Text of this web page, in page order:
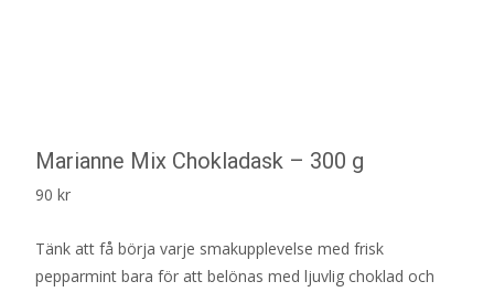
Marianne Mix Chokladask – 300 g
90 kr
Tänk att få börja varje smakupplevelse med frisk
pepparmint bara för att belönas med ljuvlig choklad och